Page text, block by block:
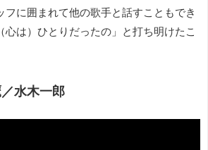
フに囲まれて他の歌手と話すこともでき
心は）ひとりだったの」と打ち明けたこ
水木一郎